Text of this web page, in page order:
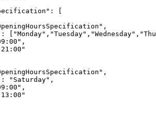
[
"Saturday",